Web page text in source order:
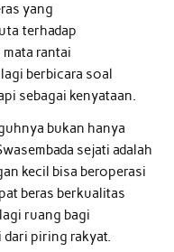
yang
terhadap
rantai
berbicara soal
sebagai kenyataan.
bukan hanya
sejati adalah
kecil bisa beroperasi
beras berkualitas
ruang bagi
dari piring rakyat.